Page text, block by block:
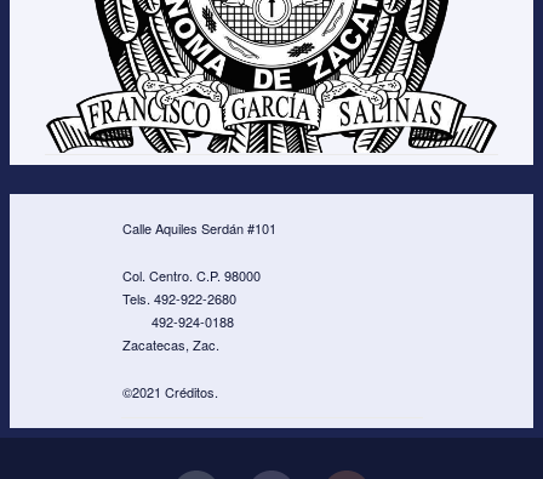
Calle Aquiles Serdán #101
Col. Centro. C.P. 98000
Tels. 492-922-2680
492-924-0188
Zacatecas, Zac.
©2021 Créditos.